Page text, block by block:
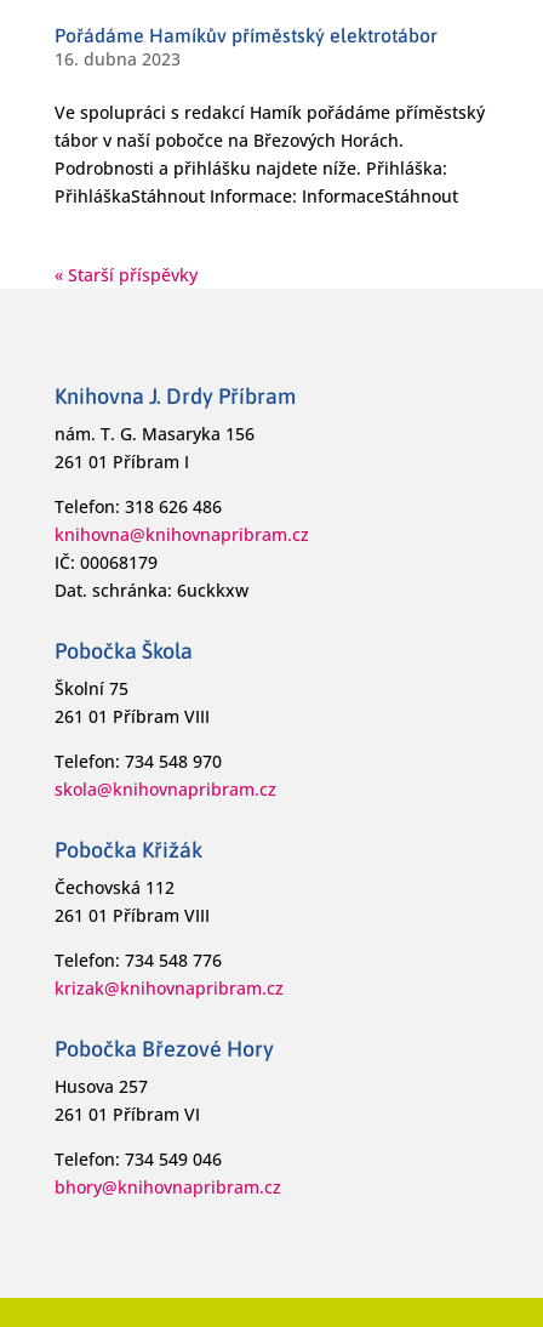
Pořádáme Hamíkův příměstský elektrotábor
16. dubna 2023
Ve spolupráci s redakcí Hamík pořádáme příměstský
tábor v naší pobočce na Březových Horách.
Podrobnosti a přihlášku najdete níže. Přihláška:
PřihláškaStáhnout Informace: InformaceStáhnout
« Starší příspěvky
Knihovna J. Drdy Příbram
nám. T. G. Masaryka 156
261 01 Příbram I
Telefon: 318 626 486
knihovna@knihovnapribram.cz
IČ: 00068179
Dat. schránka: 6uckkxw
Pobočka Škola
Školní 75
261 01 Příbram VIII
Telefon: 734 548 970
skola@knihovnapribram.cz
Pobočka Křižák
Čechovská 112
261 01 Příbram VIII
Telefon: 734 548 776
krizak@knihovnapribram.cz
Pobočka Březové Hory
Husova 257
261 01 Příbram VI
Telefon: 734 549 046
bhory@knihovnapribram.cz